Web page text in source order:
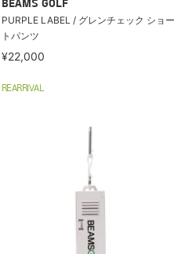
BEAMS GOLF
PURPLE LABEL / グレンチェック ショー
トパンツ
¥22,000
REARRIVAL